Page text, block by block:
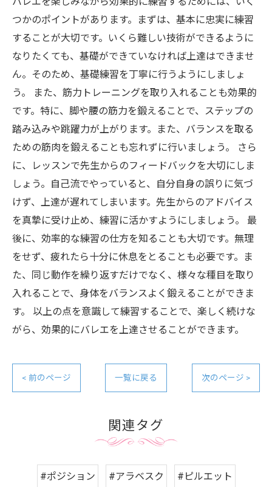
つかのポイントがあります。まずは、基本に忠実に練習
することが大切です。いくら難しい技術ができるように
なりたくても、基礎ができていなければ上達はできませ
ん。そのため、基礎練習を丁寧に行うようにしましょ
う。 また、筋力トレーニングを取り入れることも効果的
です。特に、脚や腰の筋力を鍛えることで、ステップの
踏み込みや跳躍力が上がります。また、バランスを取る
ための筋肉を鍛えることも忘れずに行いましょう。 さら
に、レッスンで先生からのフィードバックを大切にしま
しょう。自己流でやっていると、自分自身の誤りに気づ
けず、上達が遅れてしまいます。先生からのアドバイス
を真摯に受け止め、練習に活かすようにしましょう。 最
後に、効率的な練習の仕方を知ることも大切です。無理
をせず、疲れたら十分に休息をとることも必要です。ま
た、同じ動作を繰り返すだけでなく、様々な種目を取り
入れることで、身体をバランスよく鍛えることができま
す。 以上の点を意識して練習することで、楽しく続けな
がら、効果的にバレエを上達させることができます。
< 前のページ 一覧に戻る 次のページ >
関連タグ
#ポジション #アラベスク #ピルエット